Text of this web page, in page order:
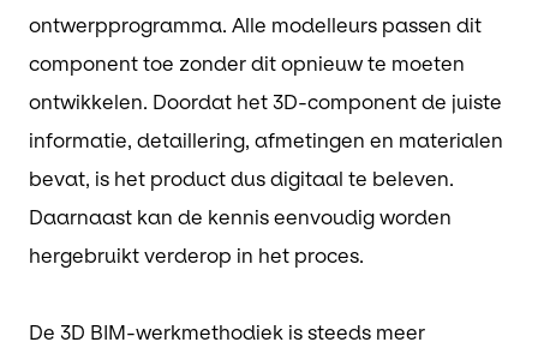
ontwerpprogramma. Alle modelleurs passen dit
component toe zonder dit opnieuw te moeten
ontwikkelen. Doordat het 3D-component de juiste
informatie, detaillering, afmetingen en materialen
bevat, is het product dus digitaal te beleven.
Daarnaast kan de kennis eenvoudig worden
hergebruikt verderop in het proces.
De 3D BIM-werkmethodiek is steeds meer